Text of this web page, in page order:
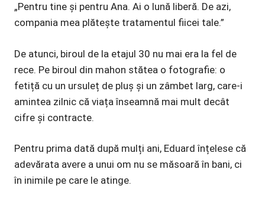
„Pentru tine și pentru Ana. Ai o lună liberă. De azi,
compania mea plătește tratamentul fiicei tale.”
De atunci, biroul de la etajul 30 nu mai era la fel de
rece. Pe biroul din mahon stătea o fotografie: o
fetiță cu un ursuleț de pluș și un zâmbet larg, care-i
amintea zilnic că viața înseamnă mai mult decât
cifre și contracte.
Pentru prima dată după mulți ani, Eduard înțelese că
adevărata avere a unui om nu se măsoară în bani, ci
în inimile pe care le atinge.